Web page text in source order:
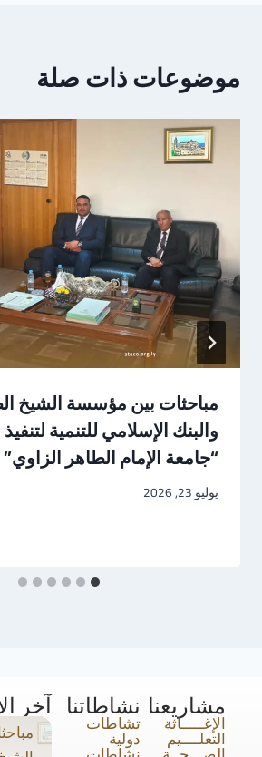
موضوعات ذات صلة
مباحثات بين مؤسسة الشيخ
والبنك الإسلامي للتنمية
“جامعة الإمام الطاهر
يوليو 23, 2026
مشاريعنا
الإغـــــاثة
التعلــــيم
نشاطاتنا
تشاطات
دولية
آخر